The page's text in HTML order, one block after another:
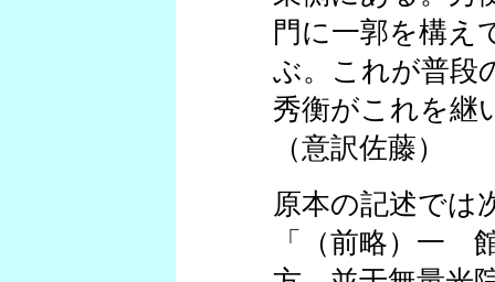
門に一郭を構え
ぶ。これが普段
秀衡がこれを継
（意訳佐藤）
原本の記述では
「（前略）一